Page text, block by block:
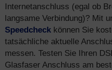
Internetanschluss (egal ob
langsame Verbindung)? Mit
Speedcheck können Sie
tatsächliche aktuelle
messen. Testen Sie Ihren
Glasfaser Anschluss am